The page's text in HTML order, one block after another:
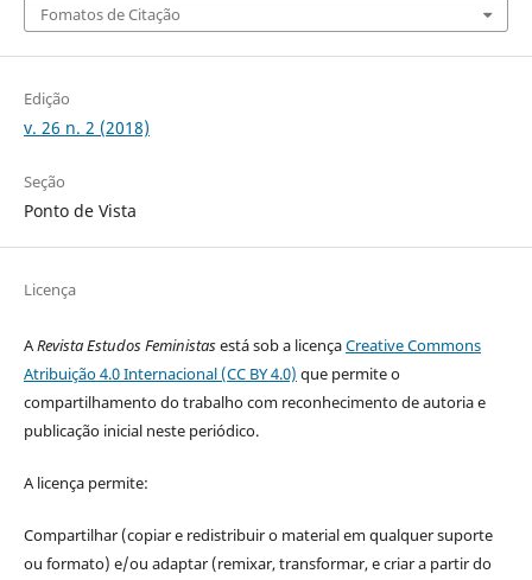
Fomatos de Citação
Edição
v. 26 n. 2 (2018)
Seção
Ponto de Vista
Licença
ARevista Estudos Feministasestá sob a licençaCreative Commons
Atribuição 4.0 Internacional (CC BY 4.0) que permite o
compartilhamento do trabalho com reconhecimento de autoria e
publicação inicial neste periódico.
A licença permite:
Compartilhar (copiar e redistribuir o material em qualquer suporte
ou formato) e/ou adaptar (remixar, transformar, e criar a partir do